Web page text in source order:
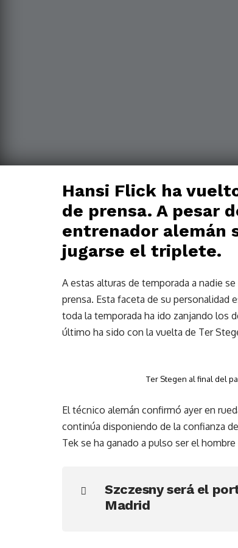
Hansi Flick ha
de prensa. A pesar
entrenador alemán
jugarse el triplete.
A estas alturas de temporada a nadie
prensa. Esta faceta de su
toda la temporada ha ido zanjando los
último ha sido con la vuelta de Ter
Ter Stegen al final del
El técnico alemán confirmó ayer en
continúa disponiendo de la confianza
Tek se ha ganado a pulso ser el
Szczesny será el
Madrid